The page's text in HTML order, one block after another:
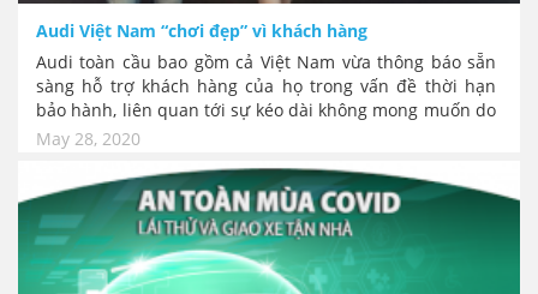
Audi Việt Nam “chơi đẹp” vì khách hàng
Audi toàn cầu bao gồm cả Việt Nam vừa thông báo sẵn
sàng hỗ trợ khách hàng của họ trong vấn đề thời hạn
bảo hành, liên quan tới sự kéo dài không mong muốn do
dịch Covid-19. Đây là gói bảo hành mở rộng thời hạn cho
Audi.
May 28, 2020